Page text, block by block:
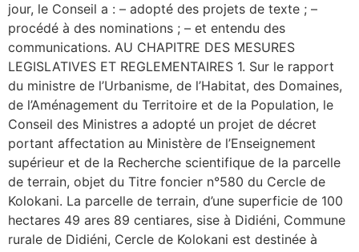
jour, le Conseil a : – adopté des projets de texte ; –
procédé à des nominations ; – et entendu des
communications. AU CHAPITRE DES MESURES
LEGISLATIVES ET REGLEMENTAIRES 1. Sur le rapport
du ministre de l’Urbanisme, de l’Habitat, des Domaines,
de l’Aménagement du Territoire et de la Population, le
Conseil des Ministres a adopté un projet de décret
portant affectation au Ministère de l’Enseignement
supérieur et de la Recherche scientifique de la parcelle
de terrain, objet du Titre foncier n°580 du Cercle de
Kolokani. La parcelle de terrain, d’une superficie de 100
hectares 49 ares 89 centiares, sise à Didiéni, Commune
rurale de Didiéni, Cercle de Kolokani est destinée à